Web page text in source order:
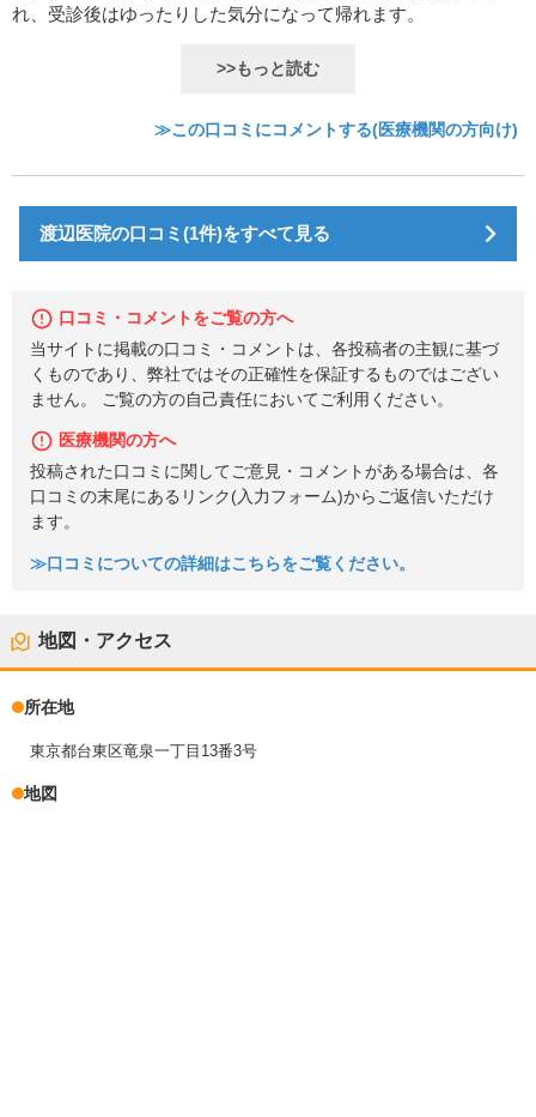
れ、受診後はゆったりした気分になって帰れます。
>>もっと読む
≫この口コミにコメントする(医療機関の方向け)
渡辺医院の口コミ(1件)をすべて見る
口コミ・コメントをご覧の方へ
当サイトに掲載の口コミ・コメントは、各投稿者の主観に基づ
くものであり、弊社ではその正確性を保証するものではござい
ません。 ご覧の方の自己責任においてご利用ください。
医療機関の方へ
投稿された口コミに関してご意見・コメントがある場合は、各
口コミの末尾にあるリンク(入力フォーム)からご返信いただけ
ます。
≫口コミについての詳細はこちらをご覧ください。
地図・アクセス
所在地
東京都台東区竜泉一丁目13番3号
地図